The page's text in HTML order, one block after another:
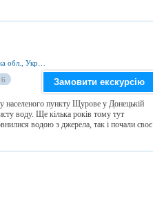
6 Замовити екскурсію
населеного пункту Щурове у Донецькій
воду. Ще кілька років тому тут
водою з джерела, так і почали своє